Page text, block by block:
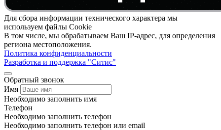
Для сбора информации технического характера мы
используем файлы Cookie
В том числе, мы обрабатываем Ваш IP-адрес, для определения
региона местоположения.
Политика конфиденциальности
Разработка и поддержка "Ситис"
Обратный звонок
Имя
Необходимо заполнить имя
Телефон
Необходимо заполнить телефон
Необходимо заполнить телефон или email